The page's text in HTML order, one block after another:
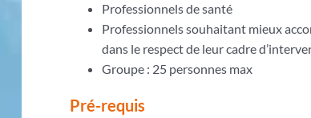
Professionnels de santé
Professionnels souhaitant mieux
dans le respect de leur cadre
Groupe : 25 personnes max
Pré-requis